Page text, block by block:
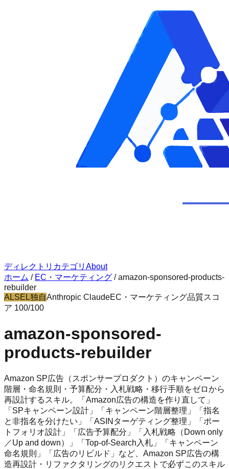
ディレクトリ カテゴリ About
ホーム / EC・マーケティング /amazon-sponsored-products-
rebuilder
ALSEL独自Anthropic ClaudeEC・マーケティング品質スコ
ア 100/100
amazon-sponsored-
products-rebuilder
Amazon SP広告（スポンサープロダクト）のキャンペーン
階層・命名規則・予算配分・入札戦略・移行手順をゼロから
再設計するスキル。「Amazon広告の構造を作り直して」
「SPキャンペーン設計」「キャンペーン階層整理」「指名
と非指名を分けたい」「ASINターゲティング整理」「ポー
トフォリオ設計」「広告予算配分」「入札戦略（Down only
／Up and down）」「Top-of-Search入札」「キャンペーン
命名規則」「広告のリビルド」など、Amazon SP広告の構
造再設計・リファクタリングのリクエストで必ずこのスキル